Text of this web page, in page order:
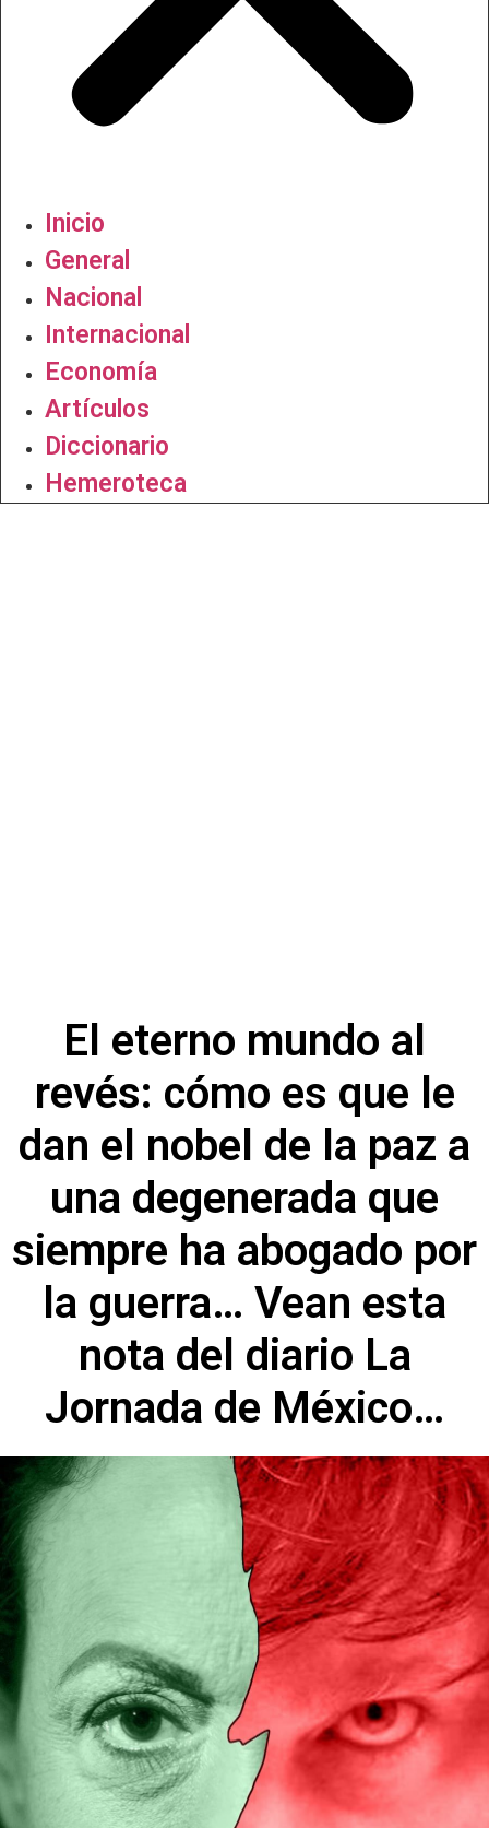
Inicio
General
Nacional
Internacional
Economía
Artículos
Diccionario
Hemeroteca
El eterno mundo al
revés: cómo es que le
dan el nobel de la paz a
una degenerada que
siempre ha abogado por
la guerra… Vean esta
nota del diario La
Jornada de México…